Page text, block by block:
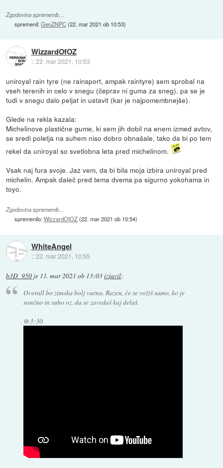
Zgodovina sprememb…
spremenil:GenZNPC(22. mar 2021 ob 10:53)
WizzardOfOZ
::22. mar 2021, 10:53
uniroyal rain tyre (ne rainsport, ampak raintyre) sem sprobal na
vseh terenih in celo v snegu (čeprav ni guma za sneg), pa se je
tudi v snegu dalo peljat in ustavit (kar je najpomembnejše).
Glede na rekla kazala:
Michelinove plastične gume, ki sem jih dobil na enem izmed avtov,
se sredi poletja na suhem niso dobro obnašale, tako da bi po tem
rekel da uniroyal so svetlobna leta pred michelinom.
Vsak naj fura svoje. Jaz vem, da bi bila moja izbira uniroyal pred
michelin. Ampak daleč pred tema dvema pa sigurno yokohama in
toyo.
Zgodovina sprememb…
spremenilo:WizzardOfOZ(22. mar 2021 ob 10:54)
WhiteAngel
::22. mar 2021, 10:55
b3D_950 je 11. mar 2021 ob 13:03izjavil:
Overall bo zimska bolj varna. Razen, če se vožiš samo, ko je
sončno in suho oz. da se zavedaš kaj delaš.
@3:30